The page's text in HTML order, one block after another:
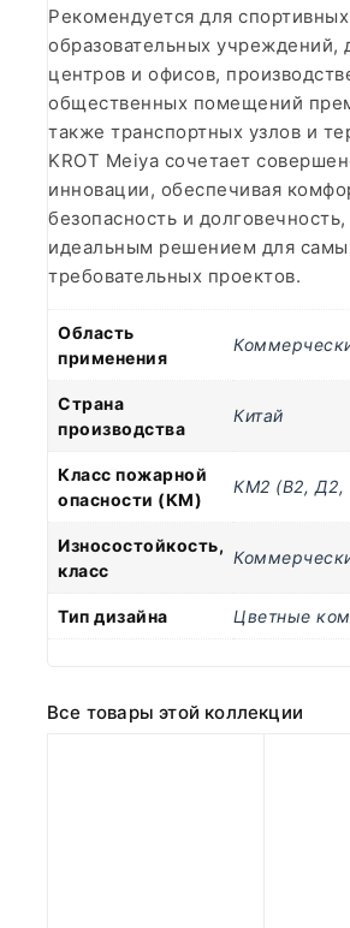
Рекомендуется для
образовательных учреждений,
центров и офисов,
общественных помещений
также транспортных узлов и
KROT Meiya сочетает
инновации, обеспечивая
безопасность и
идеальным решением для
требовательных проектов.
Область
применения
Страна
производства
Китай
Класс пожарной
опасности (КМ)
КМ2 (В2, Д2,
Износостойкость,
класс
Тип дизайна Цветные
Все товары этой коллекции